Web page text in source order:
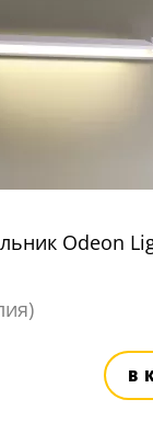
Odeon
В